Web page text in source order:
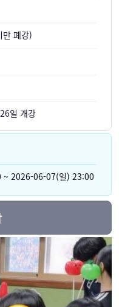
폐강)
일 개강
2026-06-07(일) 23:00